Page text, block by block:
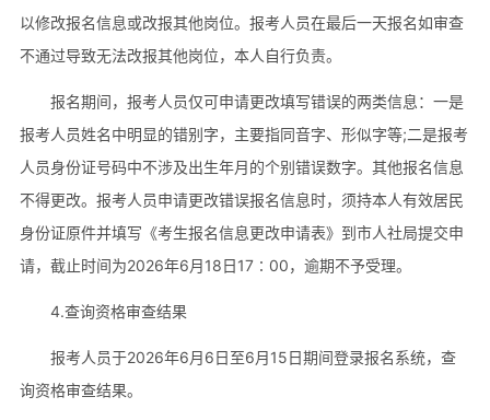
以修改报名信息或改报其他岗位。报考人员在最后一天报名如审查
不通过导致无法改报其他岗位，本人自行负责。
报名期间，报考人员仅可申请更改填写错误的两类信息：一是
报考人员姓名中明显的错别字，主要指同音字、形似字等;二是报考
人员身份证号码中不涉及出生年月的个别错误数字。其他报名信息
不得更改。报考人员申请更改错误报名信息时，须持本人有效居民
身份证原件并填写《考生报名信息更改申请表》到市人社局提交申
请，截止时间为2026年6月18日17∶00，逾期不予受理。
4.查询资格审查结果
报考人员于2026年6月6日至6月15日期间登录报名系统，查
询资格审查结果。